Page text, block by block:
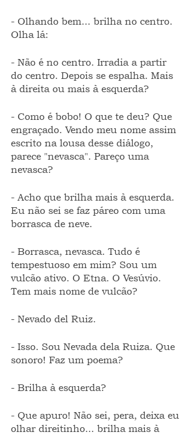
- Olhando bem... brilha no centro.
Olha lá:
- Não é no centro. Irradia a partir
do centro. Depois se espalha. Mais
à direita ou mais à esquerda?
- Como é bobo! O que te deu? Que
engraçado. Vendo meu nome assim
escrito na lousa desse diálogo,
parece "nevasca". Pareço uma
nevasca?
- Acho que brilha mais à esquerda.
Eu não sei se faz páreo com uma
borrasca de neve.
- Borrasca, nevasca. Tudo é
tempestuoso em mim? Sou um
vulcão ativo. O Etna. O Vesúvio.
Tem mais nome de vulcão?
- Nevado del Ruiz.
- Isso. Sou Nevada dela Ruiza. Que
sonoro! Faz um poema?
- Brilha à esquerda?
- Que apuro! Não sei, pera, deixa eu
olhar direitinho... brilha mais à